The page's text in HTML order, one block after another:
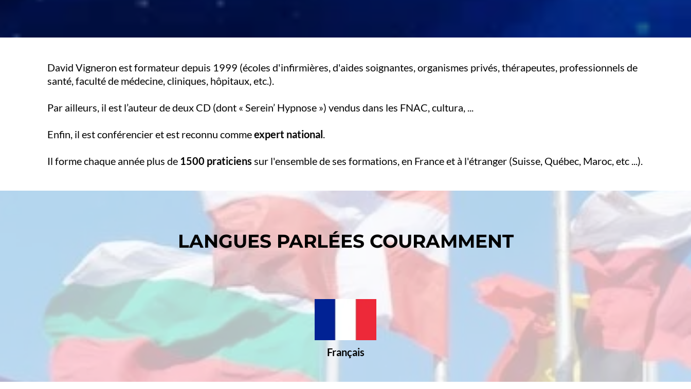
David Vigneron est formateur depuis 1999 (écoles d'infirmières, d'aides soignantes, organismes privés, thérapeutes, professionnels de
santé, faculté de médecine, cliniques, hôpitaux, etc.).
Par ailleurs, il est l’auteur de deux CD (dont « Serein’ Hypnose ») vendus dans les FNAC, cultura, ...
Enfin, il est conférencier et est reconnu commeexpert national.
Il forme chaque année plus de 1500 praticiens sur l'ensemble de ses formations, en France et à l'étranger (Suisse, Québec, Maroc, etc ...).
LANGUES PARLÉES COURAMMENT
Français